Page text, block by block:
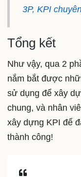
3P, KPI
Tổng kết
Như vậy, qua 2
nắm bắt được
sử dụng để xây
chung, và nhân
xây dựng KPI để
thành công!